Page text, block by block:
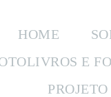
HOME
E